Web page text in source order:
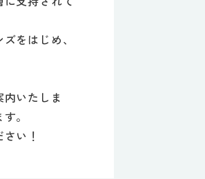
をはじめ、
いたしま
。
い！